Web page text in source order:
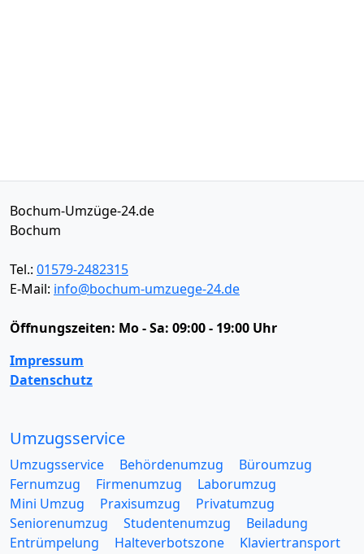
Bochum-Umzüge-24.de
Bochum
Tel.: 01579-2482315
E-Mail: info@bochum-umzuege-24.de
Öffnungszeiten: Mo - Sa: 09:00 - 19:00 Uhr
Impressum
Datenschutz
Umzugsservice
Umzugsservice Behördenumzug
Büroumzug
Fernumzug
Firmenumzug
Laborumzug
Mini Umzug
Praxisumzug
Privatumzug
Seniorenumzug
Studentenumzug
Beiladung
Entrümpelung
Halteverbotszone
Klaviertransport